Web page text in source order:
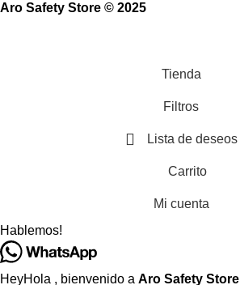
Aro Safety Store © 2025
Tienda
Filtros
Lista de deseos
Carrito
Mi cuenta
Hablemos!
HeyHola , bienvenido a Aro Safety Store